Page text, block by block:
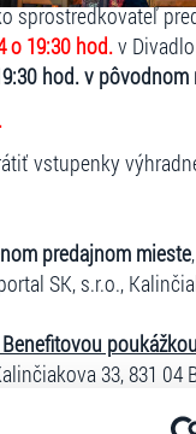
sprostredkovateľ
o 19:30 hod.v Divadlo
hod. v
vstupenky
predajnom mieste
SK, s.r.o.,
poukážkou
33, 831 04